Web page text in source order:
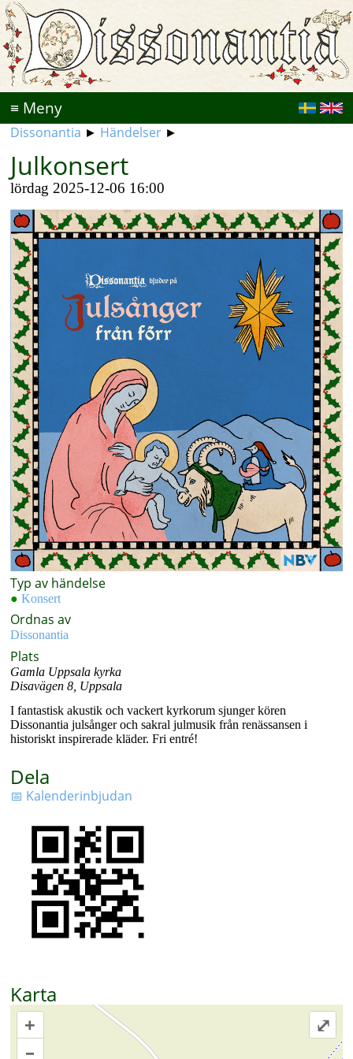
≡Meny
Dissonantia ► Händelser►
Julkonsert
lördag 2025-12-06 16:00
Typ av händelse
● Konsert
Ordnas av
Dissonantia
Plats
Gamla Uppsala kyrka
Disavägen 8, Uppsala
I fantastisk akustik och vackert kyrkorum sjunger kören
Dissonantia julsånger och sakral julmusik från renässansen i
historiskt inspirerade kläder. Fri entré!
Dela
📅 Kalenderinbjudan
Karta
+
–
⤢